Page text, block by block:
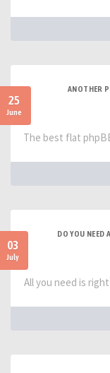
25
June
ANOTHER
The best flat
03
July
DO YOU NEED
All you need is